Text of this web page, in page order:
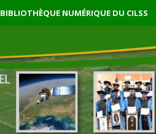
BIBLIOTHÈQUE NUMÉRIQUE DU CILSS